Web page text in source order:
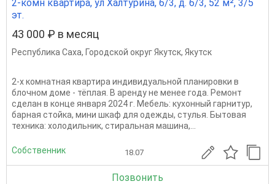
2-комн квартира, ул Халтурина, 6/3, д. 6/3, 52 м², 3/5
эт.
43 000 ₽ в месяц
Республика Саха, Городской округ Якутск, Якутск
2-х комнатная квартира индивидуальной планировки в
блочном доме - тёплая. В аренду не менее года. Ремонт
сделан в конце января 2024 г. Мебель: кухонный гарнитур,
барная стойка, мини шкаф для одежды, стулья. Бытовая
техника: холодильник, стиральная машина,...
Собственник 18.07
Позвонить